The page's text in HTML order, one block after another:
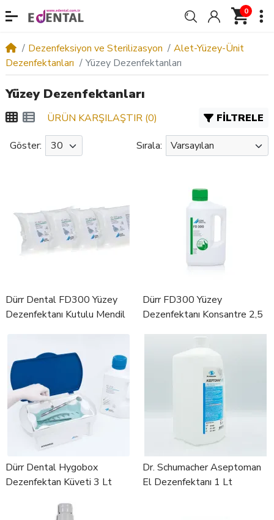
0
Dezenfeksiyon ve Sterilizasyon
Alet-Yüzey-Ünit
Dezenfektanları
Yüzey Dezenfektanları
Yüzey Dezenfektanları
FILTRELE
ÜRÜN KARŞILAŞTIR (0)
Göster: Sırala:
Dürr Dental FD300 Yüzey
Dezenfektanı Kutulu Mendil
Dürr FD300 Yüzey
Dezenfektanı Konsantre 2,5
Dürr Dental Hygobox
Dezenfektan Küveti 3 Lt
Dr. Schumacher Aseptoman
El Dezenfektanı 1 Lt